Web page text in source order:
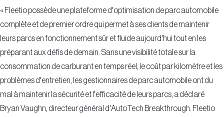
« Fleetio possède une plateforme d'optimisation de parc automobile
complète et de premier ordre qui permet à ses clients de maintenir
leurs parcs en fonctionnement sûr et fluide aujourd'hui tout en les
préparant aux défis de demain. Sans une visibilité totale sur la
consommation de carburant en temps réel, le coût par kilomètre et les
problèmes d'entretien, les gestionnaires de parc automobile ont du
mal à maintenir la sécurité et l'efficacité de leurs parcs, a déclaré
Bryan Vaughn, directeur général d'AutoTech Breakthrough. Fleetio